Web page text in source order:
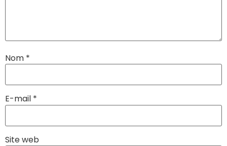
Nom *
E-mail *
Site web